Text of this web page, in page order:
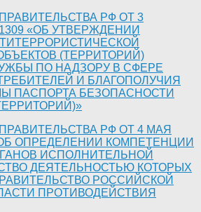
РФ ОТ 3
«ОБ УТВЕРЖДЕНИИ
(ТЕРРИТОРИЙ)
ПО НАДЗОРУ В СФЕРЕ
И БЛАГОПОЛУЧИЯ
ПАСПОРТА БЕЗОПАСНОСТИ
РФ ОТ 4 МАЯ
ОПРЕДЕЛЕНИИ КОМПЕТЕНЦИИ
ИСПОЛНИТЕЛЬНОЙ
ДЕЯТЕЛЬНОСТЬЮ КОТОРЫХ
РОССИЙСКОЙ
ПРОТИВОДЕЙСТВИЯ